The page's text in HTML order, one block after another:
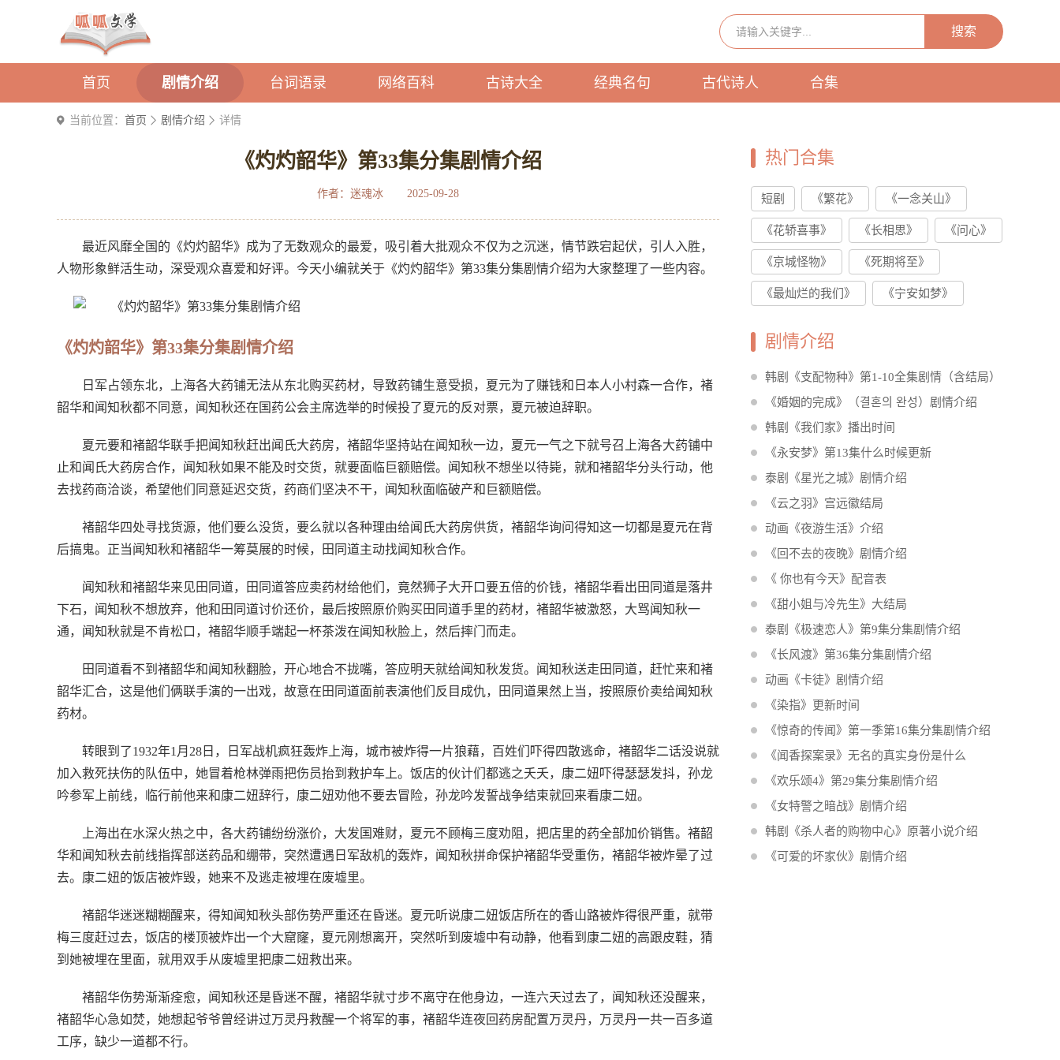
搜索
首页 剧情介绍 台词语录 网络百科 古诗大全 经典名句 古代诗人 合集
当前位置： 首页 剧情介绍 详情
《灼灼韶华》第33集分集剧情介绍
作者：迷魂冰 2025-09-28
最近风靡全国的《灼灼韶华》成为了无数观众的最爱，吸引着大批观众不仅为之沉迷，情节跌宕起伏，引人入胜，
人物形象鲜活生动，深受观众喜爱和好评。今天小编就关于《灼灼韶华》第33集分集剧情介绍为大家整理了一些内容。
《灼灼韶华》第33集分集剧情介绍
日军占领东北，上海各大药铺无法从东北购买药材，导致药铺生意受损，夏元为了赚钱和日本人小村森一合作，褚
韶华和闻知秋都不同意，闻知秋还在国药公会主席选举的时候投了夏元的反对票，夏元被迫辞职。
夏元要和褚韶华联手把闻知秋赶出闻氏大药房，褚韶华坚持站在闻知秋一边，夏元一气之下就号召上海各大药铺中
止和闻氏大药房合作，闻知秋如果不能及时交货，就要面临巨额赔偿。闻知秋不想坐以待毙，就和褚韶华分头行动，他
去找药商洽谈，希望他们同意延迟交货，药商们坚决不干，闻知秋面临破产和巨额赔偿。
褚韶华四处寻找货源，他们要么没货，要么就以各种理由给闻氏大药房供货，褚韶华询问得知这一切都是夏元在背
后搞鬼。正当闻知秋和褚韶华一筹莫展的时候，田同道主动找闻知秋合作。
闻知秋和褚韶华来见田同道，田同道答应卖药材给他们，竟然狮子大开口要五倍的价钱，褚韶华看出田同道是落井
下石，闻知秋不想放弃，他和田同道讨价还价，最后按照原价购买田同道手里的药材，褚韶华被激怒，大骂闻知秋一
通，闻知秋就是不肯松口，褚韶华顺手端起一杯茶泼在闻知秋脸上，然后摔门而走。
田同道看不到褚韶华和闻知秋翻脸，开心地合不拢嘴，答应明天就给闻知秋发货。闻知秋送走田同道，赶忙来和褚
韶华汇合，这是他们俩联手演的一出戏，故意在田同道面前表演他们反目成仇，田同道果然上当，按照原价卖给闻知秋
药材。
转眼到了1932年1月28日，日军战机疯狂轰炸上海，城市被炸得一片狼藉，百姓们吓得四散逃命，褚韶华二话没说就
加入救死扶伤的队伍中，她冒着枪林弹雨把伤员抬到救护车上。饭店的伙计们都逃之夭夭，康二妞吓得瑟瑟发抖，孙龙
吟参军上前线，临行前他来和康二妞辞行，康二妞劝他不要去冒险，孙龙吟发誓战争结束就回来看康二妞。
上海出在水深火热之中，各大药铺纷纷涨价，大发国难财，夏元不顾梅三度劝阻，把店里的药全部加价销售。褚韶
华和闻知秋去前线指挥部送药品和绷带，突然遭遇日军敌机的轰炸，闻知秋拼命保护褚韶华受重伤，褚韶华被炸晕了过
去。康二妞的饭店被炸毁，她来不及逃走被埋在废墟里。
褚韶华迷迷糊糊醒来，得知闻知秋头部伤势严重还在昏迷。夏元听说康二妞饭店所在的香山路被炸得很严重，就带
梅三度赶过去，饭店的楼顶被炸出一个大窟窿，夏元刚想离开，突然听到废墟中有动静，他看到康二妞的高跟皮鞋，猜
到她被埋在里面，就用双手从废墟里把康二妞救出来。
褚韶华伤势渐渐痊愈，闻知秋还是昏迷不醒，褚韶华就寸步不离守在他身边，一连六天过去了，闻知秋还没醒来，
褚韶华心急如焚，她想起爷爷曾经讲过万灵丹救醒一个将军的事，褚韶华连夜回药房配置万灵丹，万灵丹一共一百多道
工序，缺少一道都不行。
热门合集
短剧 《繁花》 《一念关山》
《花轿喜事》 《长相思》 《问心》
《京城怪物》 《死期将至》
《最灿烂的我们》 《宁安如梦》
剧情介绍
韩剧《支配物种》第1-10全集剧情（含结局）
《婚姻的完成》（결혼의 완성）剧情介绍
韩剧《我们家》播出时间
《永安梦》第13集什么时候更新
泰剧《星光之城》剧情介绍
《云之羽》宫远徽结局
动画《夜游生活》介绍
《回不去的夜晚》剧情介绍
《 你也有今天》配音表
《甜小姐与冷先生》大结局
泰剧《极速恋人》第9集分集剧情介绍
《长风渡》第36集分集剧情介绍
动画《卡徒》剧情介绍
《染指》更新时间
《惊奇的传闻》第一季第16集分集剧情介绍
《闻香探案录》无名的真实身份是什么
《欢乐颂4》第29集分集剧情介绍
《女特警之暗战》剧情介绍
韩剧《杀人者的购物中心》原著小说介绍
《可爱的坏家伙》剧情介绍